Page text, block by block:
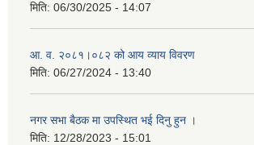
मिति: 06/30/2025 - 14:07
आ. व. २०८१।०८२ को आय व्याय विवरण
मिति: 06/27/2024 - 13:40
नगर सभा बैठक मा उपस्थित भई दिनु हुन ।
मिति: 12/28/2023 - 15:01